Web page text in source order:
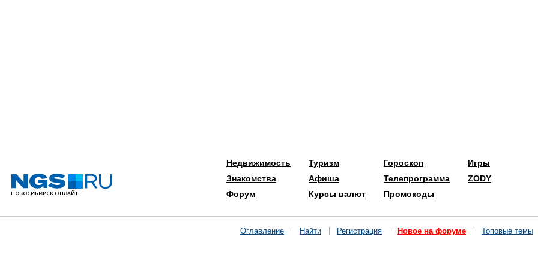
Недвижимость
Знакомства
Форум
Туризм
Афиша
Курсы валют
Гороскоп
Телепрограмма
Промокоды
Игры
ZODY
Оглавление Найти Регистрация Новое на форуме Топовые темы